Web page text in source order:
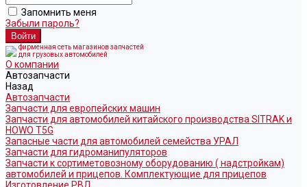
Запомнить меня
Забыли пароль?
фирменная сеть магазинов запчастей
для грузовых автомобилей
О компании
Автозапчасти
Назад
Автозапчасти
Запчасти для европейских машин
Запчасти для автомобилей китайского производства SITRAK и
HOWO T5G
Запасные части для автомобилей семейства УРАЛ
Запчасти для гидроманипуляторов
Запчасти к сортиметовозному оборудованию ( надстройкам)
автомобилей и прицепов. Комплектующие для прицепов